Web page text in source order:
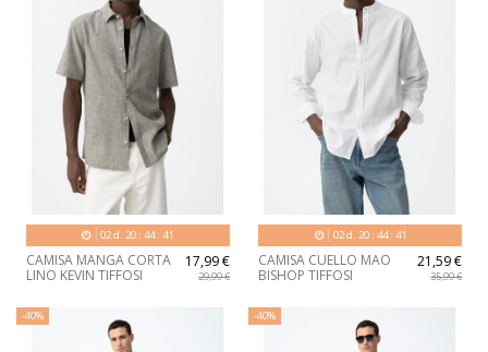
02d. 20 :44:40
CAMISA MANGA CORTA
LINO KEVIN TIFFOSI
17,99 €
29,99 €
02d. 20: 44: 40
CAMISA CUELLO MAO
BISHOP TIFFOSI
21,59 €
35,99 €
-40% -40%